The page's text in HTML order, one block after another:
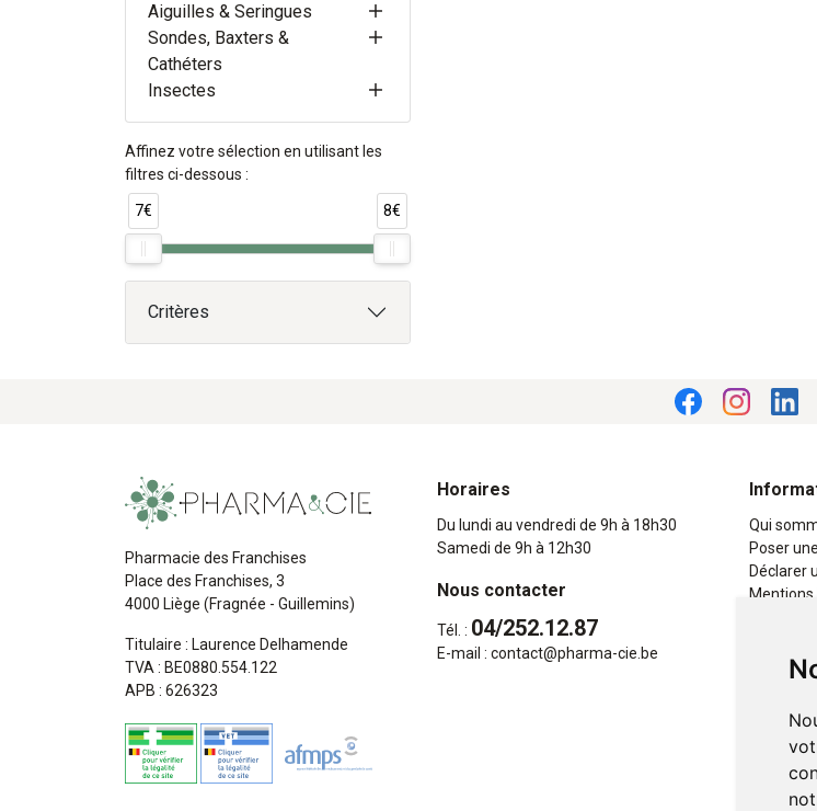
Aiguilles & Seringues
Sondes, Baxters &
Cathéters
Insectes
Affinez votre sélection en utilisant les
filtres ci-dessous :
7€ 8€
Critères
Pharmacie des Franchises
Place des Franchises, 3
4000 Liège (Fragnée - Guillemins)
Titulaire : Laurence Delhamende
TVA : BE0880.554.122
APB : 626323
Horaires
Du lundi au vendredi de 9h à 18h30
Samedi de 9h à 12h30
Nous contacter
Tél. : 04/252.12.87
E-mail : contact@pharma-cie.be
Qui
Poser
Déclarer
Mentions
Cookies